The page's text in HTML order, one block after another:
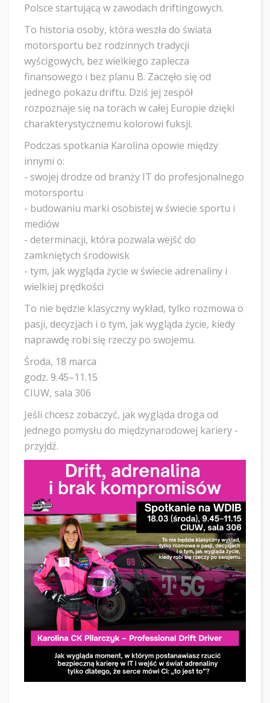
Polsce startującą w zawodach driftingowych.
To historia osoby, która weszła do świata
motorsportu bez rodzinnych tradycji
wyścigowych, bez wielkiego zaplecza
finansowego i bez planu B. Zaczęło się od
jednego pokazu driftu. Dziś jej zespół
rozpoznaje się na torach w całej Europie dzięki
charakterystycznemu kolorowi fuksji.
Podczas spotkania Karolina opowie między
innymi o:
- swojej drodze od branży IT do profesjonalnego
motorsportu
- budowaniu marki osobistej w świecie sportu i
mediów
- determinacji, która pozwala wejść do
zamkniętych środowisk
- tym, jak wygląda życie w świecie adrenaliny i
wielkiej prędkości
To nie będzie klasyczny wykład, tylko rozmowa o
pasji, decyzjach i o tym, jak wygląda życie, kiedy
naprawdę robi się rzeczy po swojemu.
Środa, 18 marca
godz. 9.45–11.15
CIUW, sala 306
Jeśli chcesz zobaczyć, jak wygląda droga od
jednego pomysłu do międzynarodowej kariery -
przyjdź.